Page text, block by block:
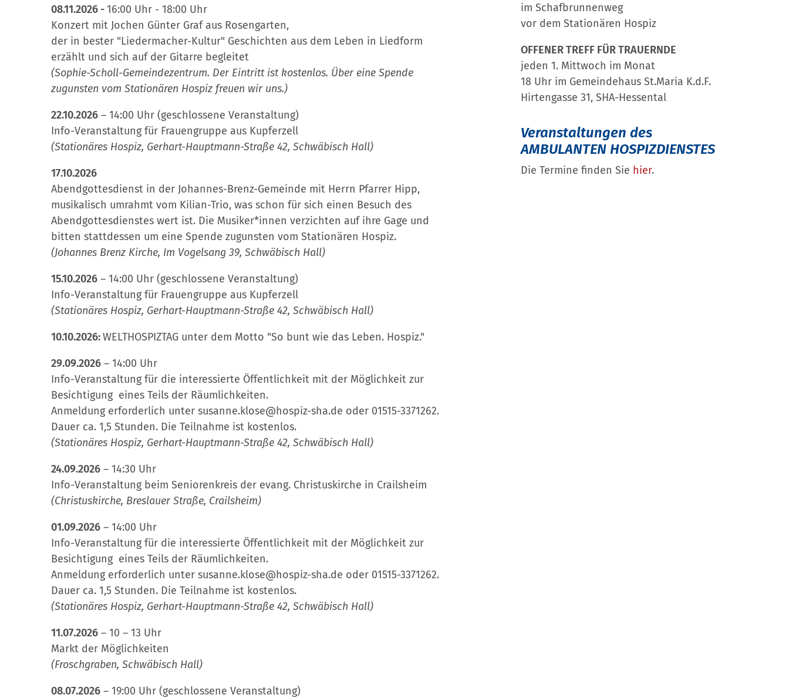
08.11.2026 -16:00 Uhr - 18:00 Uhr
Konzert mit Jochen Günter Graf aus Rosengarten,
der in bester "Liedermacher-Kultur" Geschichten aus dem Leben in Liedform
erzählt und sich auf der Gitarre begleitet
(Sophie-Scholl-Gemeindezentrum. Der Eintritt ist kostenlos. Über eine Spende
zugunsten vom Stationären Hospiz freuen wir uns.)
22.10.2026 – 14:00 Uhr (geschlossene Veranstaltung)
Info-Veranstaltung für Frauengruppe aus Kupferzell
(Stationäres Hospiz, Gerhart-Hauptmann-Straße 42, Schwäbisch Hall)
17.10.2026
Abendgottesdienst in der Johannes-Brenz-Gemeinde mit Herrn Pfarrer Hipp,
musikalisch umrahmt vom Kilian-Trio, was schon für sich einen Besuch des
Abendgottesdienstes wert ist. Die Musiker*innen verzichten auf ihre Gage und
bitten stattdessen um eine Spende zugunsten vom Stationären Hospiz.
(Johannes Brenz Kirche, Im Vogelsang 39, Schwäbisch Hall)
15.10.2026 – 14:00 Uhr (geschlossene Veranstaltung)
Info-Veranstaltung für Frauengruppe aus Kupferzell
(Stationäres Hospiz, Gerhart-Hauptmann-Straße 42, Schwäbisch Hall)
10.10.2026:WELTHOSPIZTAG unter dem Motto "So bunt wie das Leben. Hospiz."
29.09.2026 – 14:00 Uhr
Info-Veranstaltung für die interessierte Öffentlichkeit mit der Möglichkeit zur
Besichtigung eines Teils der Räumlichkeiten.
Anmeldung erforderlich unter susanne.klose@hospiz-sha.de oder 01515-3371262.
Dauer ca. 1,5 Stunden. Die Teilnahme ist kostenlos.
(Stationäres Hospiz, Gerhart-Hauptmann-Straße 42, Schwäbisch Hall)
24.09.2026 – 14:30 Uhr
Info-Veranstaltung beim Seniorenkreis der evang. Christuskirche in Crailsheim
(Christuskirche, Breslauer Straße, Crailsheim)
01.09.2026 – 14:00 Uhr
Info-Veranstaltung für die interessierte Öffentlichkeit mit der Möglichkeit zur
Besichtigung eines Teils der Räumlichkeiten.
Anmeldung erforderlich unter susanne.klose@hospiz-sha.de oder 01515-3371262.
Dauer ca. 1,5 Stunden. Die Teilnahme ist kostenlos.
(Stationäres Hospiz, Gerhart-Hauptmann-Straße 42, Schwäbisch Hall)
11.07.2026 – 10 – 13 Uhr
Markt der Möglichkeiten
(Froschgraben, Schwäbisch Hall)
08.07.2026 – 19:00 Uhr (geschlossene Veranstaltung)
im Schafbrunnenweg
vor dem Stationären Hospiz
OFFENER TREFF FÜR TRAUERNDE
jeden 1. Mittwoch im Monat
18 Uhr im Gemeindehaus St.Maria K.d.F.
Hirtengasse 31, SHA-Hessental
Veranstaltungen des
AMBULANTEN HOSPIZDIENSTES
Die Termine finden Sie hier.